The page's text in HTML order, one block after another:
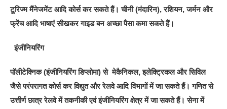
टूरिज्म मैंनेजमेंट आदि कोर्स कर सकते हैं। चीनी (मंदारिन), रशियन, जर्मन और
फ्रेंच आदि भाषाएं सीखकर गाइड बन अच्छा पैसा कमा सकते हैं।
इंजीनियरिंग
पॉलीटेक्निक (इंजीनियरिंग डिप्लोमा) से मेकैनिकल, इलेक्ट्रिकल और सिविल
जैसे परंपरागत कोर्स कर विद्युत और रेलवे आदि विभागों में जा सकते हैं। गणित से
उत्तीर्ण छात्र रेलवे में तकनीकी एवं इंजीनियरिंग क्षेत्र में जा सकते हैं। सेना में